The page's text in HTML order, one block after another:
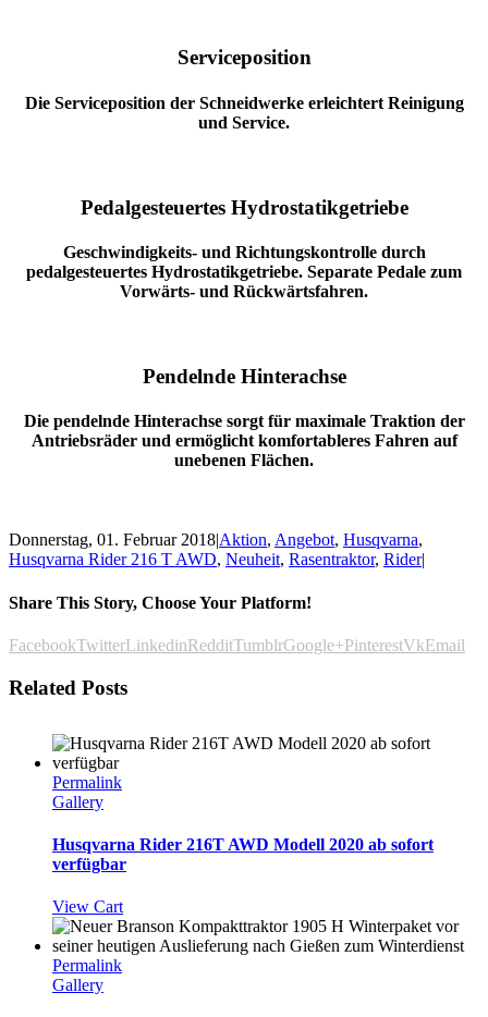
Serviceposition
Die Serviceposition der Schneidwerke erleichtert Reinigung
und Service.
Pedalgesteuertes Hydrostatikgetriebe
Geschwindigkeits- und Richtungskontrolle durch
pedalgesteuertes Hydrostatikgetriebe. Separate Pedale zum
Vorwärts- und Rückwärtsfahren.
Pendelnde Hinterachse
Die pendelnde Hinterachse sorgt für maximale Traktion der
Antriebsräder und ermöglicht komfortableres Fahren auf
unebenen Flächen.
Donnerstag, 01. Februar 2018|Aktion, Angebot, Husqvarna,
Husqvarna Rider 216 T AWD, Neuheit, Rasentraktor, Rider|
Share This Story, Choose Your Platform!
FacebookTwitterLinkedinRedditTumblrGoogle+PinterestVkEmail
Related Posts
Permalink
Gallery
Husqvarna Rider 216T AWD Modell 2020 ab sofort
verfügbar
View Cart
Permalink
Gallery